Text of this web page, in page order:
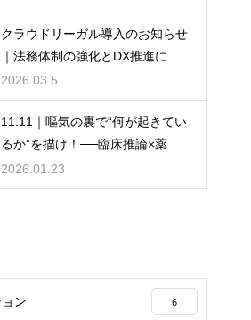
法
クラウドリーガル導入のお知らせ
｜法務体制の強化とDX推進に向
けて
2026.03.5
11.11｜嘔気の裏で“何が起きてい
るか”を描け！──臨床推論×薬剤
師の情熱で救う90分
2026.01.23
ン 6